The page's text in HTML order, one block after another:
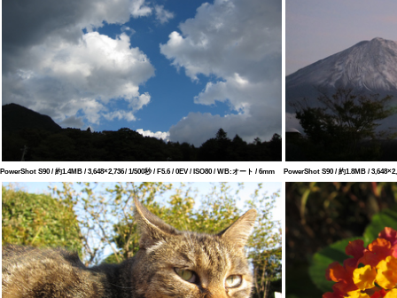
PowerShot S90 / 約1.4MB / 3,648×2,736 / 1/500秒 / F5.6 / 0EV / ISO80 / WB:オート / 6mm PowerShot S90 / 約1.8MB /